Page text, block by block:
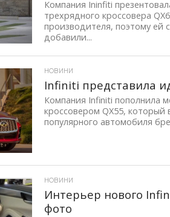
Компания Ininfiti
трехрядного кроссовера
производителя, поэтому ей
добавили...
НОВИНИ
Infiniti представила
Компания Infiniti пополнила
кроссовером QX55, который
популярного автомобиля
НОВИНИ
Интерьер нового
фото